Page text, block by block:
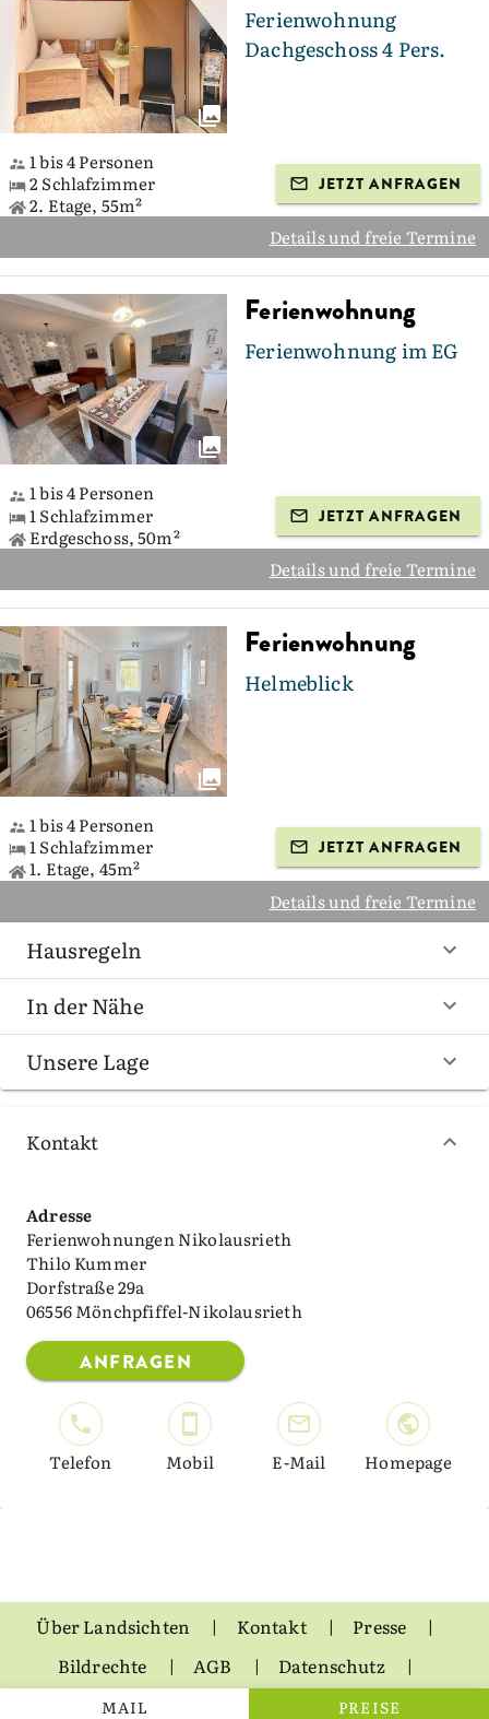
MAIL PREISE
Ferienwohnung
Dachgeschoss 4 Pers.
1 bis 4 Personen
2 Schlafzimmer
2. Etage, 55m²
JETZT ANFRAGEN
Details und freie Termine
Ferienwohnung
Ferienwohnung im EG
1 bis 4 Personen
1 Schlafzimmer
Erdgeschoss, 50m²
JETZT ANFRAGEN
Details und freie Termine
Ferienwohnung
Helmeblick
1 bis 4 Personen
1 Schlafzimmer
1. Etage, 45m²
JETZT ANFRAGEN
Details und freie Termine
Hausregeln
In der Nähe
Unsere Lage
Kontakt
Adresse
Ferienwohnungen Nikolausrieth
Thilo Kummer
Dorfstraße 29a
06556 Mönchpfiffel-Nikolausrieth
ANFRAGEN
Telefon Mobil E-Mail Homepage
Über Landsichten Kontakt
Presse
Bildrechte
AGB
Datenschutz